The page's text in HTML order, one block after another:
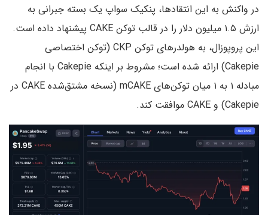
در واکنش به این انتقادها، پنکیک‌ سواپ یک بسته جبرانی به
ارزش ۱.۵ میلیون دلار را در قالب توکن CAKE پیشنهاد داده است.
این پروپوزال، به هولدرهای توکن CKP (توکن اختصاصی
Cakepie) ارائه شده است؛ مشروط بر اینکه Cakepie با انجام
مبادله ۱ به ۱ میان توکن‌های mCAKE (نسخه مشتق‌شده CAKE در
Cakepie) و CAKE موافقت کند.